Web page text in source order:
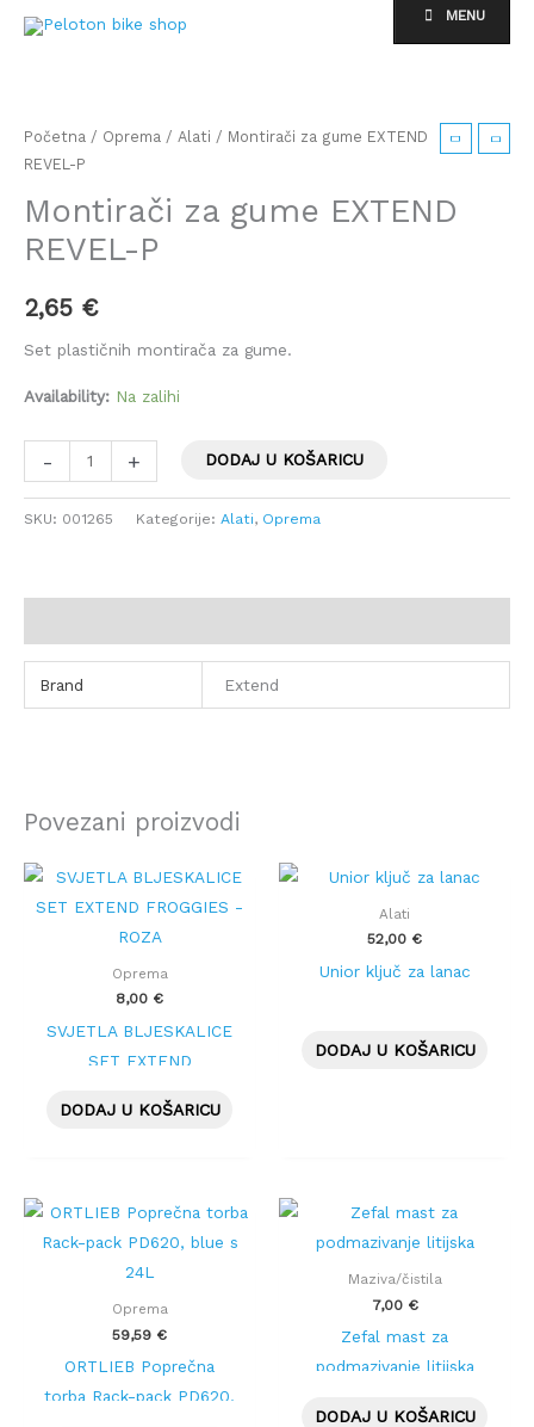
Skip
MENU
Početna / Oprema / Alati / Montirači za gume EXTEND
REVEL-P
Montirači za gume EXTEND
REVEL-P
2,65 €
Set plastičnih montirača za gume.
Availability: Na zalihi
-
gume
EXTEND
P
količina
+ DODAJ U KOŠARICU
SKU: 001265 Kategorije: Alati, Oprema
Brand Extend
Povezani proizvodi
Oprema
8,00 €
SVJETLA BLJESKALICE
SET EXTEND
DODAJ U KOŠARICU
Alati
52,00 €
Unior ključ za lanac
DODAJ U KOŠARICU
Oprema
59,59 €
ORTLIEB Poprečna
torba Rack-pack PD620,
Maziva/čistila
7,00 €
Zefal mast za
podmazivanje litijska
DODAJ U KOŠARICU